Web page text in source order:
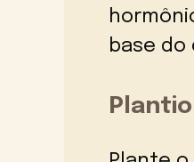
base do
Plantio